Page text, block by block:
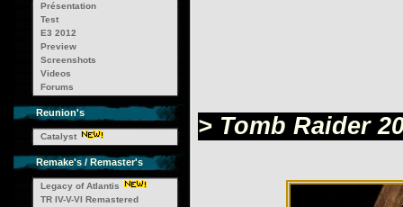
Présentation
Test
E3 2012
Preview
Screenshots
Videos
Forums
Reunion's
Catalyst
Remake's / Remaster's
Legacy of Atlantis
TR IV-V-VI Remastered
> Tomb Raider